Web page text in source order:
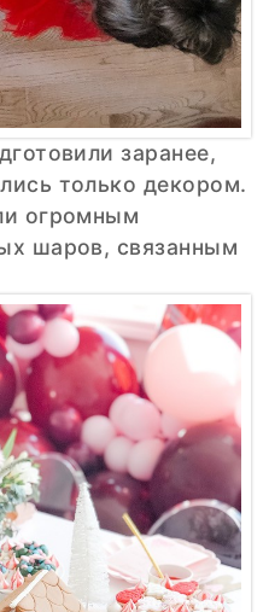
заранее,
только декором.
огромным
шаров, связанным